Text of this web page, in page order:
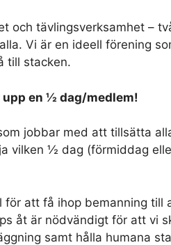
och tävlingsverksamhet –
Vi är en ideell förening
till stacken.
en ½ dag/medlem!
jobbar med att tillsätta
vilken ½ dag (förmiddag
för att få ihop bemanning till
åt är nödvändigt för att vi
samt hålla humana